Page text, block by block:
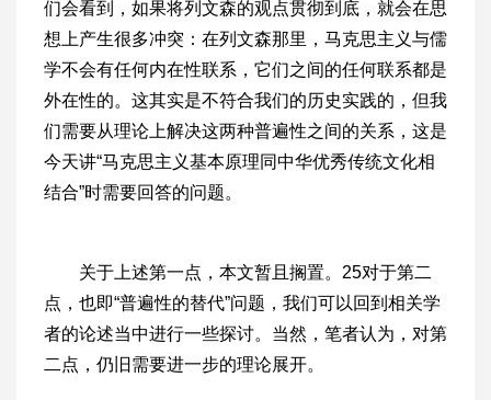
们会看到，如果将列文森的观点贯彻到底，就会在思
想上产生很多冲突：在列文森那里，马克思主义与儒
学不会有任何内在性联系，它们之间的任何联系都是
外在性的。这其实是不符合我们的历史实践的，但我
们需要从理论上解决这两种普遍性之间的关系，这是
今天讲“马克思主义基本原理同中华优秀传统文化相
结合”时需要回答的问题。
关于上述第一点，本文暂且搁置。25对于第二
点，也即“普遍性的替代”问题，我们可以回到相关学
者的论述当中进行一些探讨。当然，笔者认为，对第
二点，仍旧需要进一步的理论展开。